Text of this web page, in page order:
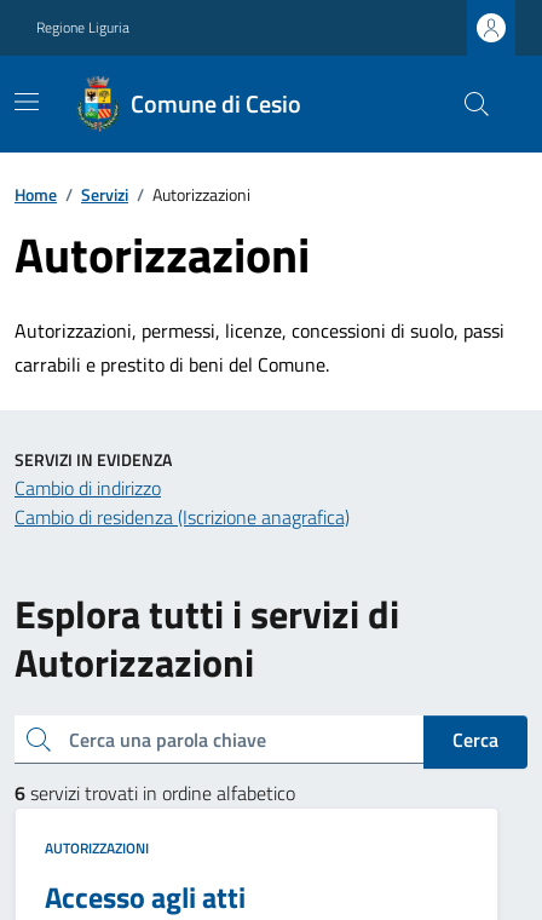
Regione Liguria
Comune di Cesio
Home / Servizi / Autorizzazioni
Autorizzazioni
Autorizzazioni, permessi, licenze, concessioni di suolo, passi
carrabili e prestito di beni del Comune.
Esplora tutti i servizi di
Autorizzazioni
Cerca una parola chiave
Cerca
6servizi trovati in ordine alfabetico
AUTORIZZAZIONI
Accesso agli atti
SERVIZI IN EVIDENZA
Cambio di indirizzo
Cambio di residenza (Iscrizione anagrafica)